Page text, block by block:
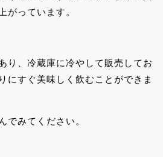
がっています。
り、冷蔵庫に冷やして販売してお
にすぐ美味しく飲むことができま
でみてください。